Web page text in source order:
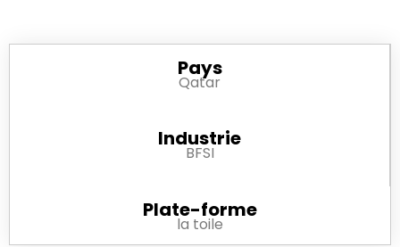
Pays
Qatar
Industrie
BFSI
Plate-forme
la toile